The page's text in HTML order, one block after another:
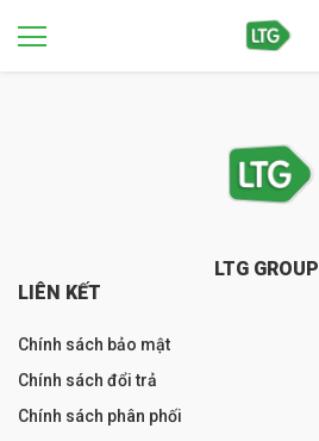
LTG GROUP
LIÊN KẾT
Chính sách bảo mật
Chính sách đổi trả
Chính sách phân phối